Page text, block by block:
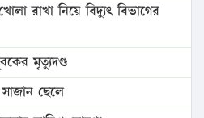
রাখা নিয়ে বিদ্যুৎ বিভাগের
মৃত্যুদণ্ড
ছেলে